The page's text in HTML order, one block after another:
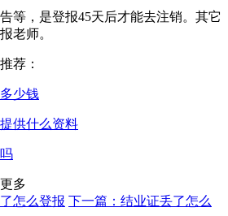
等，是登报45天后才能去注销。其它
老师。
荐：
少钱
供什么资料
多
怎么登报 下一篇：结业证丢了怎么